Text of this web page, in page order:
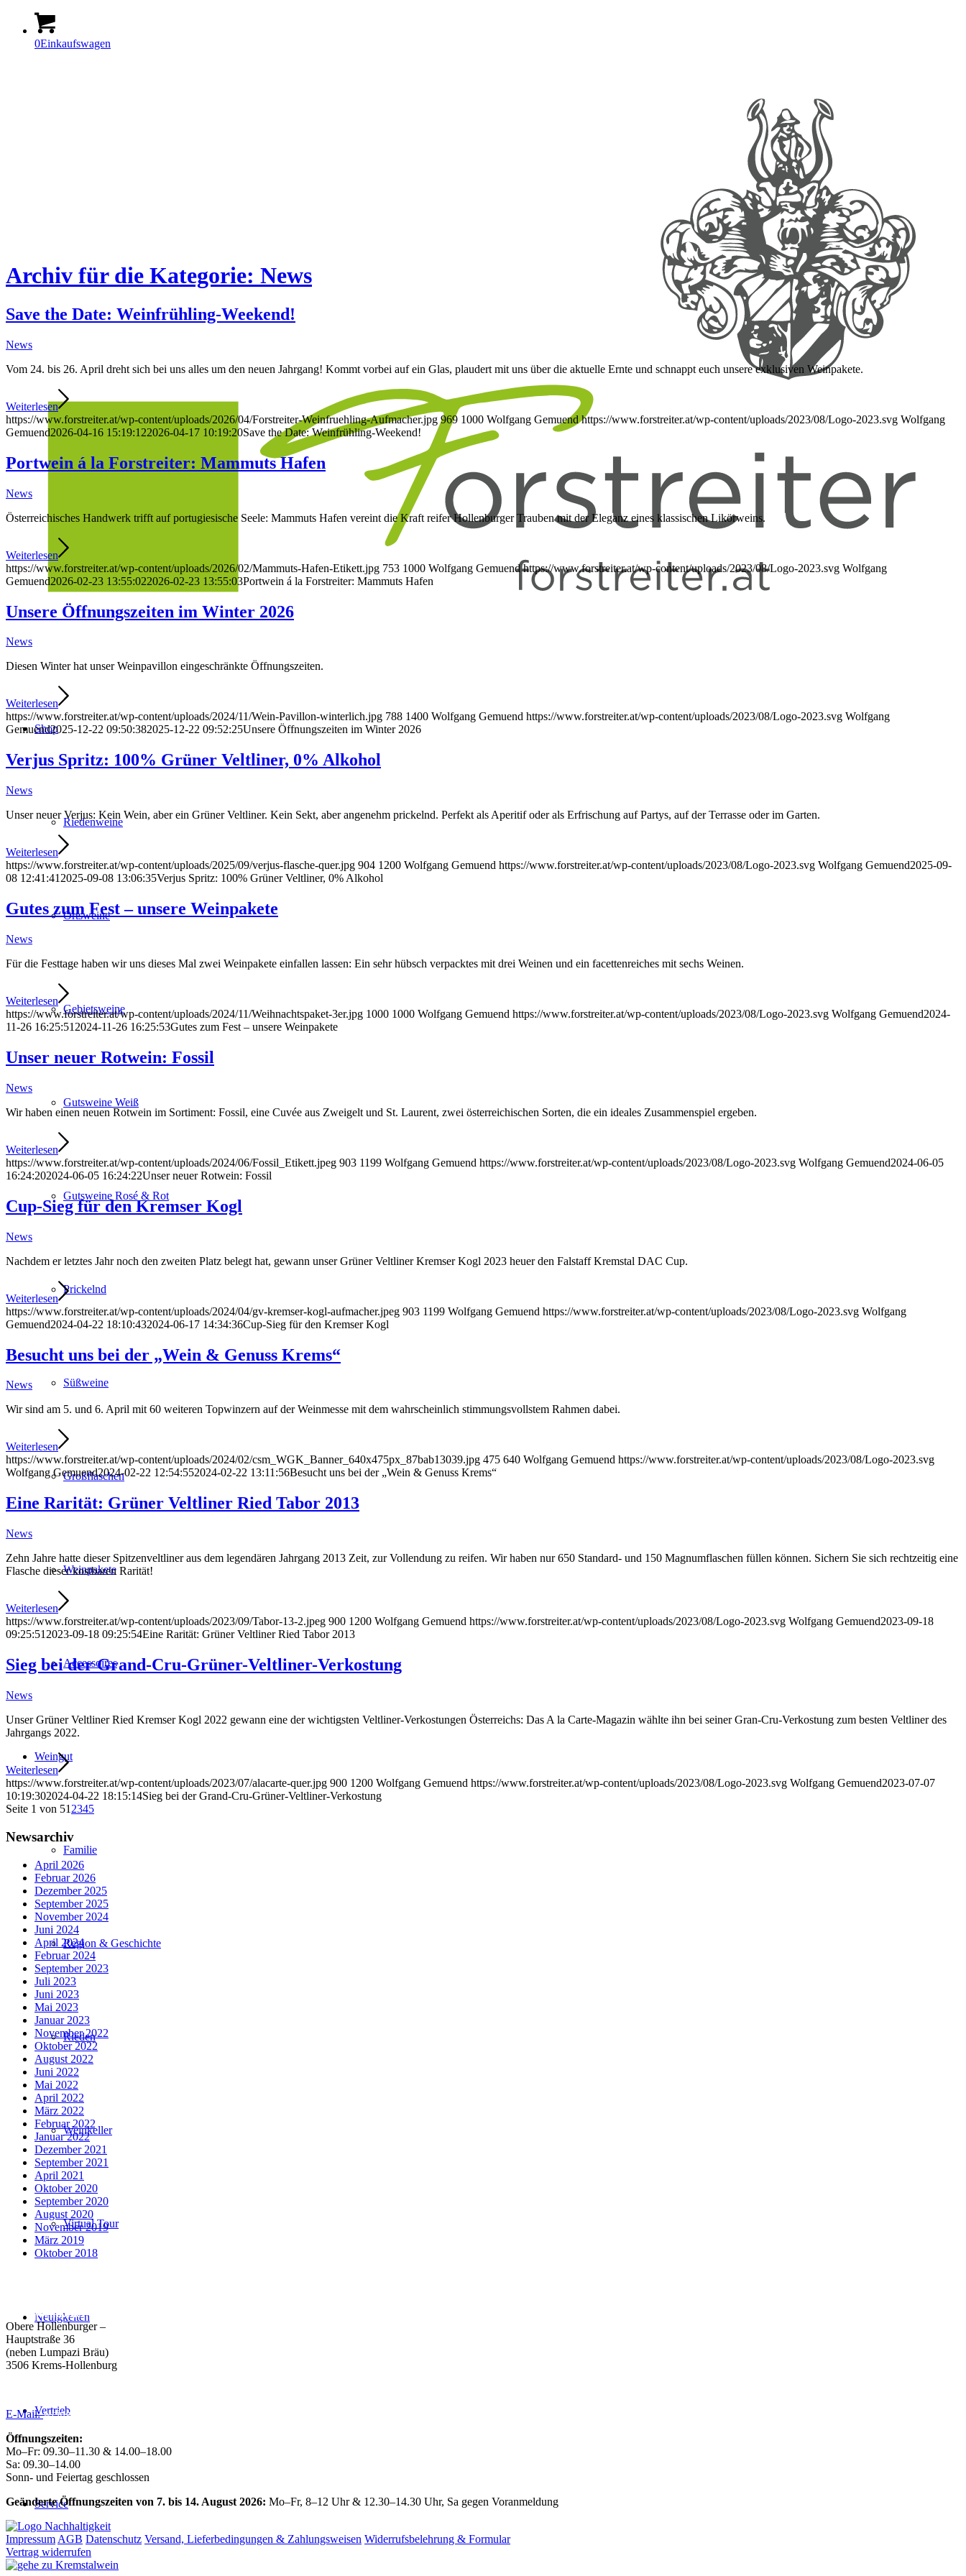
0Einkaufswagen
Shop
Riedenweine
Ortsweine
Gebietsweine
Gutsweine Weiß
Gutsweine Rosé & Rot
Prickelnd
Süßweine
Großflaschen
Weinpakete
Accessoires
Weingut
Familie
Region & Geschichte
Rieden
Weinkeller
Virtual Tour
Neuigkeiten
Vertrieb
Service
Archiv für die Kategorie: News
Save the Date: Weinfrühling-Weekend!
News
Vom 24. bis 26. April dreht sich bei uns alles um den neuen Jahrgang! Kommt vorbei auf ein Glas, plaudert mit uns über die aktuelle Ernte und schnappt euch unsere exklusiven Weinpakete.
Weiterlesen
https://www.forstreiter.at/wp-content/uploads/2026/04/Forstreiter-Weinfruehling-Aufmacher.jpg 969 1000 Wolfgang Gemuend https://www.forstreiter.at/wp-content/uploads/2023/08/Logo-2023.svg Wolfgang
Gemuend2026-04-16 15:19:122026-04-17 10:19:20Save the Date: Weinfrühling-Weekend!
Portwein á la Forstreiter: Mammuts Hafen
News
Österreichisches Handwerk trifft auf portugiesische Seele: Mammuts Hafen vereint die Kraft reifer Hollenburger Trauben mit der Eleganz eines klassischen Likörweins.
Weiterlesen
https://www.forstreiter.at/wp-content/uploads/2026/02/Mammuts-Hafen-Etikett.jpg 753 1000 Wolfgang Gemuend https://www.forstreiter.at/wp-content/uploads/2023/08/Logo-2023.svg Wolfgang
Gemuend2026-02-23 13:55:022026-02-23 13:55:03Portwein á la Forstreiter: Mammuts Hafen
Unsere Öffnungszeiten im Winter 2026
News
Diesen Winter hat unser Weinpavillon eingeschränkte Öffnungszeiten.
Weiterlesen
https://www.forstreiter.at/wp-content/uploads/2024/11/Wein-Pavillon-winterlich.jpg 788 1400 Wolfgang Gemuend https://www.forstreiter.at/wp-content/uploads/2023/08/Logo-2023.svg Wolfgang
Gemuend2025-12-22 09:50:382025-12-22 09:52:25Unsere Öffnungszeiten im Winter 2026
Verjus Spritz: 100% Grüner Veltliner, 0% Alkohol
News
Unser neuer Verjus: Kein Wein, aber ein Grüner Veltliner. Kein Sekt, aber angenehm prickelnd. Perfekt als Aperitif oder als Erfrischung auf Partys, auf der Terrasse oder im Garten.
Weiterlesen
https://www.forstreiter.at/wp-content/uploads/2025/09/verjus-flasche-quer.jpg 904 1200 Wolfgang Gemuend https://www.forstreiter.at/wp-content/uploads/2023/08/Logo-2023.svg Wolfgang Gemuend2025-09-
08 12:41:41 2025-09-08 13:06:35Verjus Spritz: 100% Grüner Veltliner, 0% Alkohol
Gutes zum Fest – unsere Weinpakete
News
Für die Festtage haben wir uns dieses Mal zwei Weinpakete einfallen lassen: Ein sehr hübsch verpacktes mit drei Weinen und ein facettenreiches mit sechs Weinen.
Weiterlesen
https://www.forstreiter.at/wp-content/uploads/2024/11/Weihnachtspaket-3er.jpg 1000 1000 Wolfgang Gemuend https://www.forstreiter.at/wp-content/uploads/2023/08/Logo-2023.svg Wolfgang Gemuend2024-
11-26 16:25:51 2024-11-26 16:25:53Gutes zum Fest – unsere Weinpakete
Unser neuer Rotwein: Fossil
News
Wir haben einen neuen Rotwein im Sortiment: Fossil, eine Cuvée aus Zweigelt und St. Laurent, zwei österreichischen Sorten, die ein ideales Zusammenspiel ergeben.
Weiterlesen
https://www.forstreiter.at/wp-content/uploads/2024/06/Fossil_Etikett.jpeg 903 1199 Wolfgang Gemuend https://www.forstreiter.at/wp-content/uploads/2023/08/Logo-2023.svg Wolfgang Gemuend2024-06-05
16:24:202024-06-05 16:24:22Unser neuer Rotwein: Fossil
Cup-Sieg für den Kremser Kogl
News
Nachdem er letztes Jahr noch den zweiten Platz belegt hat, gewann unser Grüner Veltliner Kremser Kogl 2023 heuer den Falstaff Kremstal DAC Cup.
Weiterlesen
https://www.forstreiter.at/wp-content/uploads/2024/04/gv-kremser-kogl-aufmacher.jpeg 903 1199 Wolfgang Gemuend https://www.forstreiter.at/wp-content/uploads/2023/08/Logo-2023.svg Wolfgang
Gemuend2024-04-22 18:10:432024-06-17 14:34:36Cup-Sieg für den Kremser Kogl
Besucht uns bei der „Wein & Genuss Krems“
News
Wir sind am 5. und 6. April mit 60 weiteren Topwinzern auf der Weinmesse mit dem wahrscheinlich stimmungsvollstem Rahmen dabei.
Weiterlesen
https://www.forstreiter.at/wp-content/uploads/2024/02/csm_WGK_Banner_640x475px_87bab13039.jpg 475 640 Wolfgang Gemuend https://www.forstreiter.at/wp-content/uploads/2023/08/Logo-2023.svg
Wolfgang Gemuend2024-02-22 12:54:552024-02-22 13:11:56Besucht uns bei der „Wein & Genuss Krems“
Eine Rarität: Grüner Veltliner Ried Tabor 2013
News
Zehn Jahre hatte dieser Spitzenveltliner aus dem legendären Jahrgang 2013 Zeit, zur Vollendung zu reifen. Wir haben nur 650 Standard- und 150 Magnumflaschen füllen können. Sichern Sie sich rechtzeitig eine
Flasche dieser kostbaren Rarität!
Weiterlesen
https://www.forstreiter.at/wp-content/uploads/2023/09/Tabor-13-2.jpeg 900 1200 Wolfgang Gemuend https://www.forstreiter.at/wp-content/uploads/2023/08/Logo-2023.svg Wolfgang Gemuend2023-09-18
09:25:51 2023-09-18 09:25:54Eine Rarität: Grüner Veltliner Ried Tabor 2013
Sieg bei der Grand-Cru-Grüner-Veltliner-Verkostung
News
Unser Grüner Veltliner Ried Kremser Kogl 2022 gewann eine der wichtigsten Veltliner-Verkostungen Österreichs: Das A la Carte-Magazin wählte ihn bei seiner Gran-Cru-Verkostung zum besten Veltliner des
Jahrgangs 2022.
Weiterlesen
https://www.forstreiter.at/wp-content/uploads/2023/07/alacarte-quer.jpg 900 1200 Wolfgang Gemuend https://www.forstreiter.at/wp-content/uploads/2023/08/Logo-2023.svg Wolfgang Gemuend2023-07-07
10:19:302024-04-22 18:15:14Sieg bei der Grand-Cru-Grüner-Veltliner-Verkostung
Seite 1 von 51 2345
Newsarchiv
April 2026
Februar 2026
Dezember 2025
September 2025
November 2024
Juni 2024
April 2024
Februar 2024
September 2023
Juli 2023
Juni 2023
Mai 2023
Januar 2023
November 2022
Oktober 2022
August 2022
Juni 2022
Mai 2022
April 2022
März 2022
Februar 2022
Januar 2022
Dezember 2021
September 2021
April 2021
Oktober 2020
September 2020
August 2020
November 2019
März 2019
Oktober 2018
Büro/Weinkeller/Verkauf:
Obere Hollenburger –
Hauptstraße 36
(neben Lumpazi Bräu)
3506 Krems-Hollenburg
E-Mail:weingut@forstreiter.at
Öffnungszeiten:
Mo–Fr: 09.30–11.30 & 14.00–18.00
Sa: 09.30–14.00
Sonn- und Feiertag geschlossen
Geänderte Öffnungszeiten von 7. bis 14. August 2026: Mo–Fr, 8–12 Uhr & 12.30–14.30 Uhr, Sa gegen Voranmeldung
Impressum AGB Datenschutz Versand, Lieferbedingungen & Zahlungsweisen Widerrufsbelehrung & Formular
Vertrag widerrufen